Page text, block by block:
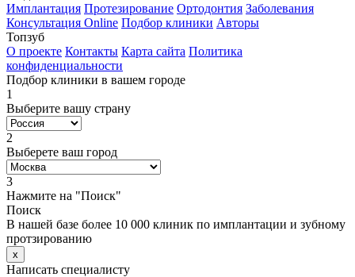
Имплантация Протезирование Ортодонтия Заболевания
Консультация Online Подбор клиники Авторы
Топзуб
О проекте Контакты Карта сайта Политика
конфиденциальности
Подбор клиники в вашем городе
1
Выберите вашу страну
2
Выберете ваш город
3
Нажмите на "Поиск"
Поиск
В нашей базе более 10 000 клиник по имплантации и зубному
протзированию
x
Написать специалисту